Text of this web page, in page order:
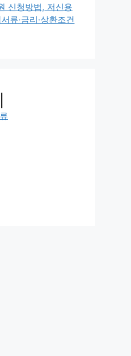
신청방법, 저신용
류·금리·상환조건